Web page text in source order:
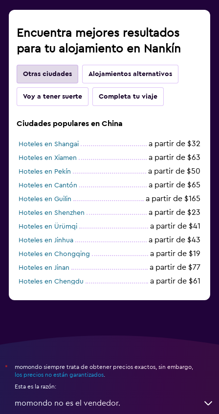
Encuentra mejores resultados
para tu alojamiento en Nankín
Otras ciudades Alojamientos alternativos
Voy a tener suerte Completa tu viaje
Ciudades populares en China
Hoteles en Shangai a partir de $32
Hoteles en Xiamen a partir de $63
Hoteles en Pekín a partir de $50
Hoteles en Cantón a partir de $65
Hoteles en Guilin a partir de $165
Hoteles en Shenzhen a partir de $23
Hoteles en Ürümqi a partir de $41
Hoteles en Jinhua a partir de $43
Hoteles en Chongqing a partir de $19
Hoteles en Jinan a partir de $77
Hoteles en Chengdu a partir de $61
*
momondo siempre trata de obtener precios exactos, sin embargo,
los precios no están garantizados
Esta es la razón:
momondo no es el vendedor.